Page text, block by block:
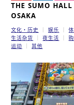
THE SUMO HALL
OSAKA
文化・历史 娱乐
生活杂货
夜生活
运动
其他